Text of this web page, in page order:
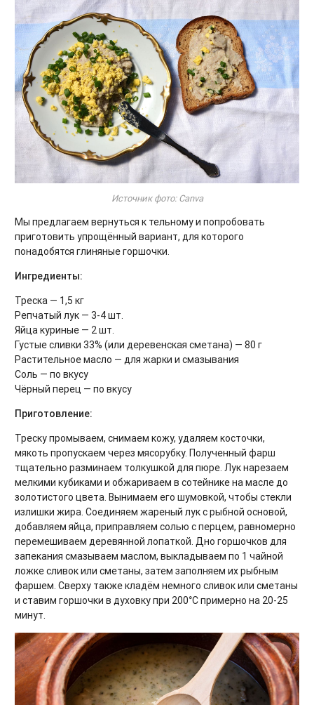
Источник фото: Canva
Мы предлагаем вернуться к тельному и попробовать
приготовить упрощённый вариант, для которого
понадобятся глиняные горшочки.
Ингредиенты:
Треска — 1,5 кг
Репчатый лук — 3-4 шт.
Яйца куриные — 2 шт.
Густые сливки 33% (или деревенская сметана) — 80 г
Растительное масло — для жарки и смазывания
Соль — по вкусу
Чёрный перец — по вкусу
Приготовление:
Треску промываем, снимаем кожу, удаляем косточки,
мякоть пропускаем через мясорубку. Полученный фарш
тщательно разминаем толкушкой для пюре. Лук нарезаем
мелкими кубиками и обжариваем в сотейнике на масле до
золотистого цвета. Вынимаем его шумовкой, чтобы стекли
излишки жира. Соединяем жареный лук с рыбной основой,
добавляем яйца, приправляем солью с перцем, равномерно
перемешиваем деревянной лопаткой. Дно горшочков для
запекания смазываем маслом, выкладываем по 1 чайной
ложке сливок или сметаны, затем заполняем их рыбным
фаршем. Сверху также кладём немного сливок или сметаны
и ставим горшочки в духовку при 200°C примерно на 20-25
минут.